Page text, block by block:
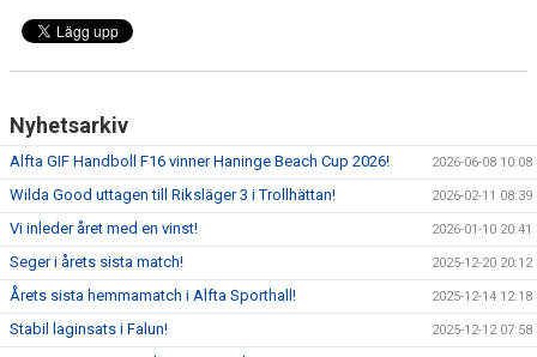
Nyhetsarkiv
Alfta GIF Handboll F16 vinner Haninge Beach Cup 2026! 2026-06-08 10:08
Wilda Good uttagen till Riksläger 3 i Trollhättan! 2026-02-11 08:39
Vi inleder året med en vinst! 2026-01-10 20:41
Seger i årets sista match! 2025-12-20 20:12
Årets sista hemmamatch i Alfta Sporthall! 2025-12-14 12:18
Stabil laginsats i Falun! 2025-12-12 07:58